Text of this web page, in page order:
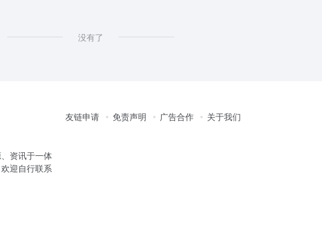
没有了
资讯于一体
迎自行联系
友链申请 免责声明 广告合作 关于我们